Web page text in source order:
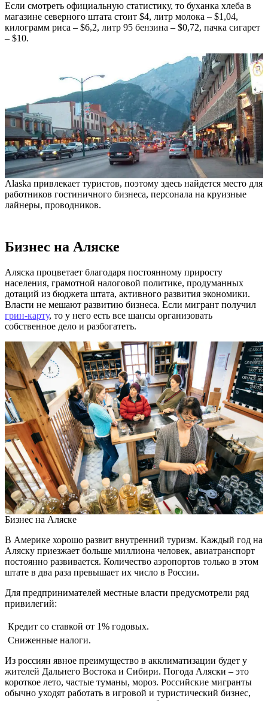
Если смотреть официальную статистику, то буханка хлеба в
магазине северного штата стоит $4, литр молока – $1,04,
килограмм риса – $6,2, литр 95 бензина – $0,72, пачка сигарет
– $10.
Alaska привлекает туристов, поэтому здесь найдется место для
работников гостиничного бизнеса, персонала на круизные
лайнеры, проводников.
Бизнес на Аляске
Аляска процветает благодаря постоянному приросту
населения, грамотной налоговой политике, продуманных
дотаций из бюджета штата, активного развития экономики.
Власти не мешают развитию бизнеса. Если мигрант получил
грин-карту, то у него есть все шансы организовать
собственное дело и разбогатеть.
Бизнес на Аляске
В Америке хорошо развит внутренний туризм. Каждый год на
Аляску приезжает больше миллиона человек, авиатранспорт
постоянно развивается. Количество аэропортов только в этом
штате в два раза превышает их число в России.
Для предпринимателей местные власти предусмотрели ряд
привилегий:
Кредит со ставкой от 1% годовых.
Сниженные налоги.
Из россиян явное преимущество в акклиматизации будет у
жителей Дальнего Востока и Сибири. Погода Аляски – это
короткое лето, частые туманы, мороз. Российские мигранты
обычно уходят работать в игровой и туристический бизнес,